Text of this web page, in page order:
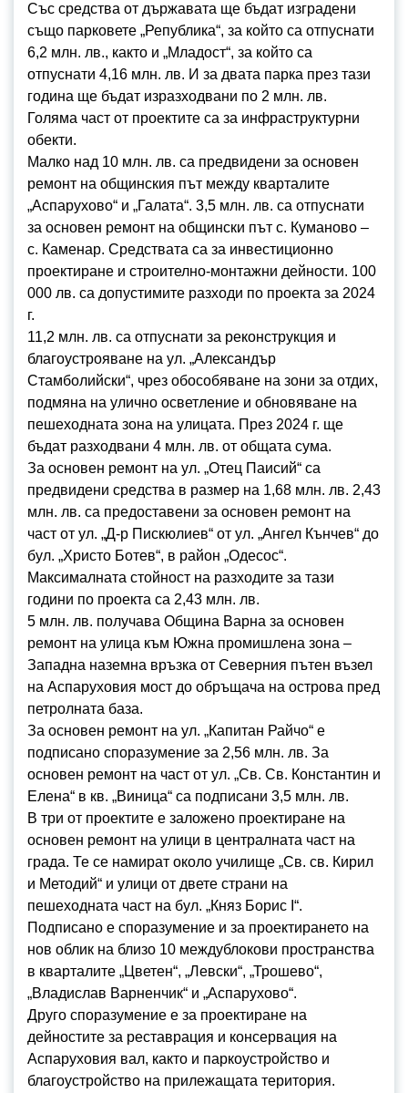
Със средства от държавата ще бъдат изградени
също парковете „Република“, за който са отпуснати
6,2 млн. лв., както и „Младост“, за който са
отпуснати 4,16 млн. лв. И за двата парка през тази
година ще бъдат изразходвани по 2 млн. лв.
Голяма част от проектите са за инфраструктурни
обекти.
Малко над 10 млн. лв. са предвидени за основен
ремонт на общинския път между кварталите
„Аспарухово“ и „Галата“. 3,5 млн. лв. са отпуснати
за основен ремонт на общински път с. Куманово –
с. Каменар. Средствата са за инвестиционно
проектиране и строително-монтажни дейности. 100
000 лв. са допустимите разходи по проекта за 2024
г.
11,2 млн. лв. са отпуснати за реконструкция и
благоустрояване на ул. „Александър
Стамболийски“, чрез обособяване на зони за отдих,
подмяна на улично осветление и обновяване на
пешеходната зона на улицата. През 2024 г. ще
бъдат разходвани 4 млн. лв. от общата сума.
За основен ремонт на ул. „Отец Паисий“ са
предвидени средства в размер на 1,68 млн. лв. 2,43
млн. лв. са предоставени за основен ремонт на
част от ул. „Д-р Пискюлиев“ от ул. „Ангел Кънчев“ до
бул. „Христо Ботев“, в район „Одесос“.
Максималната стойност на разходите за тази
години по проекта са 2,43 млн. лв.
5 млн. лв. получава Община Варна за основен
ремонт на улица към Южна промишлена зона –
Западна наземна връзка от Северния пътен възел
на Аспаруховия мост до обръщача на острова пред
петролната база.
За основен ремонт на ул. „Капитан Райчо“ е
подписано споразумение за 2,56 млн. лв. За
основен ремонт на част от ул. „Св. Св. Константин и
Елена“ в кв. „Виница“ са подписани 3,5 млн. лв.
В три от проектите е заложено проектиране на
основен ремонт на улици в централната част на
града. Те се намират около училище „Св. св. Кирил
и Методий“ и улици от двете страни на
пешеходната част на бул. „Княз Борис I“.
Подписано е споразумение и за проектирането на
нов облик на близо 10 междублокови пространства
в кварталите „Цветен“, „Левски“, „Трошево“,
„Владислав Варненчик“ и „Аспарухово“.
Друго споразумение е за проектиране на
дейностите за реставрация и консервация на
Аспаруховия вал, както и паркоустройство и
благоустройство на прилежащата територия.